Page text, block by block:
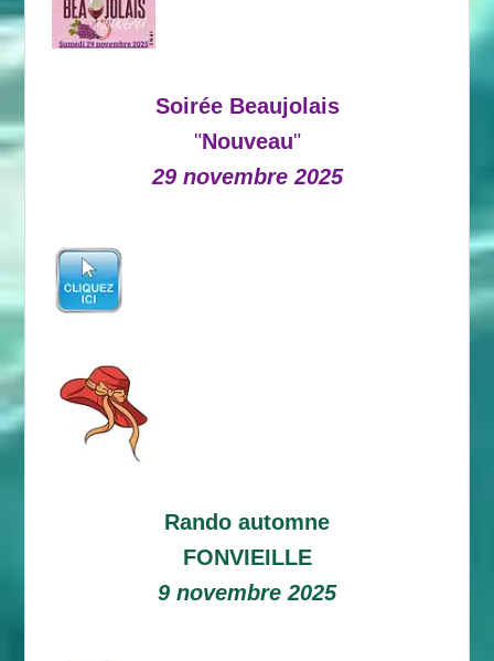
Soirée Beaujolais
"Nouveau"
29 novembre 2025
Rando automne
FONVIEILLE
9 novembre 2025